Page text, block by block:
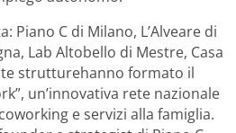
Piano C di Milano, L’Alveare di
Lab Altobello di Mestre, Casa
strutturehanno formato il
un’innovativa rete nazionale
e servizi alla famiglia.